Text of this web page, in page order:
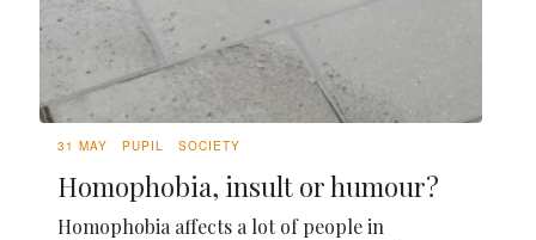
31 MAY PUPIL SOCIETY
Homophobia, insult or humour?
Homophobia affects a lot of people in